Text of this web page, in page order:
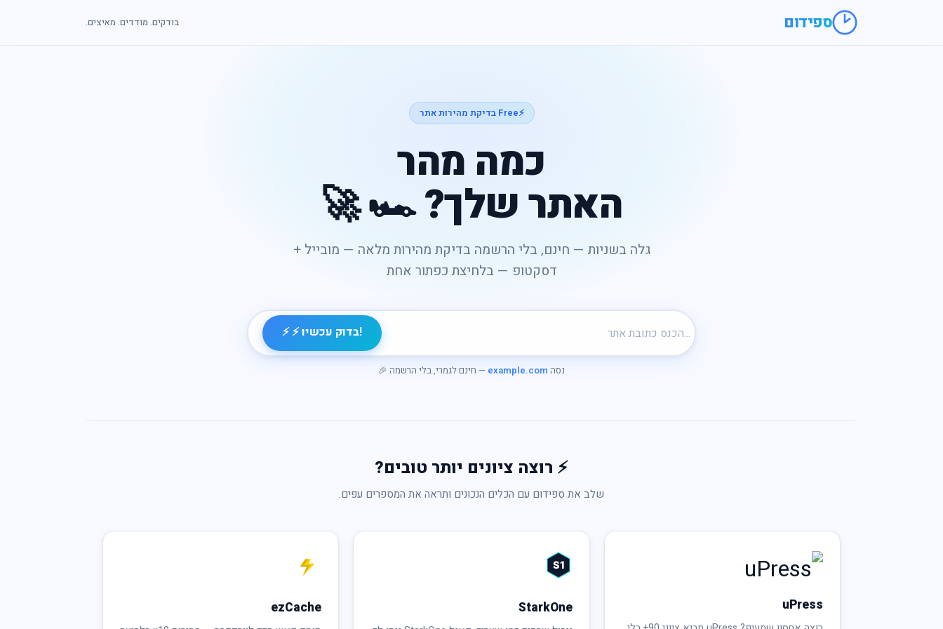
ספידום בודקים. מודדים. מאיצים.
⚡Free בדיקת מהירות אתר
כמה מהר
האתר שלך? 🏎️ 🚀
גלה בשניות — חינם, בלי הרשמה בדיקת מהירות מלאה — מובייל +
דסקטופ — בלחיצת כפתור אחת
!בדוק עכשיו ⚡ ⚡
נסה example.com — חינם לגמרי, בלי הרשמה 🎉
⚡ רוצה ציונים יותר טובים?
שלב את ספידום עם הכלים הנכונים ותראה את המספרים עפים.
uPress
S1
StarkOne
ezCache